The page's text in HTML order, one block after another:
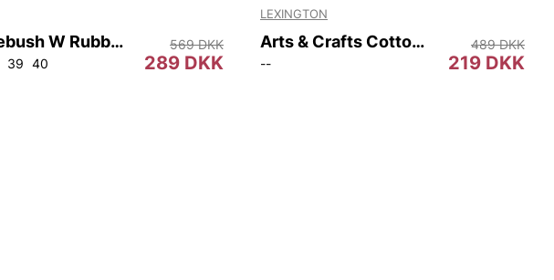
Homebush W Rubber Boot
39 40 289 DKK
569 DKK
LEXINGTON
Arts & Crafts Cotton Twill Pillow Cover
-- 219 DKK
489 DKK